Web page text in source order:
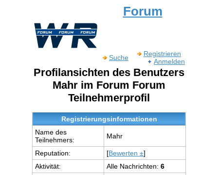
Forum
Suche
Registrieren
Anmelden
Profilansichten des Benutzers
Mahr im Forum Forum
Teilnehmerprofil
Registrierungsinformationen
Name des
Teilnehmers:
Mahr
Reputation: [Bewerten ±]
Aktivität:
Alle Nachrichten: 6